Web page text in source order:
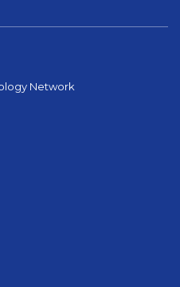
Network